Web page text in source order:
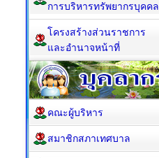
การบริหารทรัพยากรบุคคล
โครงสร้างส่วนราชการ
และอำนาจหน้าที่
คณะผู้บริหาร
สมาชิกสภาเทศบาล